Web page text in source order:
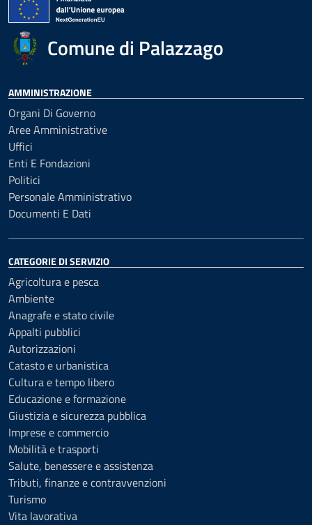
Comune di Palazzago
AMMINISTRAZIONE
Organi Di Governo
Aree Amministrative
Uffici
Enti E Fondazioni
Politici
Personale Amministrativo
Documenti E Dati
CATEGORIE DI SERVIZIO
Agricoltura e pesca
Ambiente
Anagrafe e stato civile
Appalti pubblici
Autorizzazioni
Catasto e urbanistica
Cultura e tempo libero
Educazione e formazione
Giustizia e sicurezza pubblica
Imprese e commercio
Mobilità e trasporti
Salute, benessere e assistenza
Tributi, finanze e contravvenzioni
Turismo
Vita lavorativa